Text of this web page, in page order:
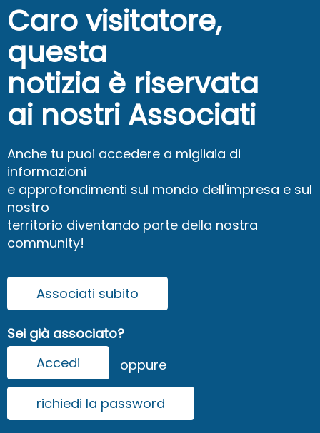
Caro visitatore,
questa
notizia è riservata
ai nostri Associati
Anche tu puoi accedere a migliaia di
informazioni
e approfondimenti sul mondo dell'impresa e sul
nostro
territorio diventando parte della nostra
community!
Associati subito
Sei già associato?
Accedi
oppure
richiedi la password